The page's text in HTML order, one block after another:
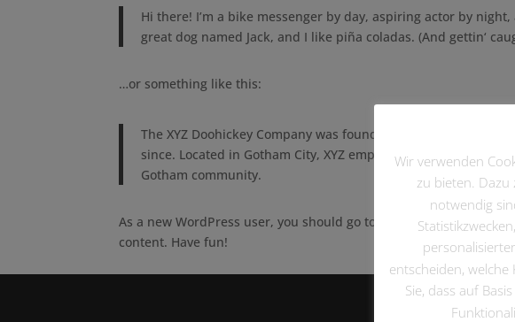
Hi there! I’m a bike messenger by day, aspiring actor by
great dog named Jack, and I like piña coladas. (And gettin‘
…or something like this:
The XYZ Doohickey Company was founded in 1971, and has
since. Located in Gotham City, XYZ employs over 2,000
Gotham community.
As a new WordPress user, you should go to your dashboardto
content. Have fun!
Wir verwenden
zu bieten. Dazu
notwendig
entscheiden,
Sie, dass auf